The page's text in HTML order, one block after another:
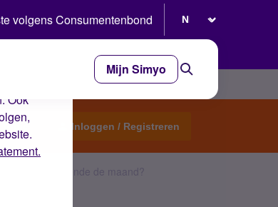
op de
Ook
volgens Consumentenbond
Mijn Simyo
topic Inloggen / Registreren
gedurende de maand?